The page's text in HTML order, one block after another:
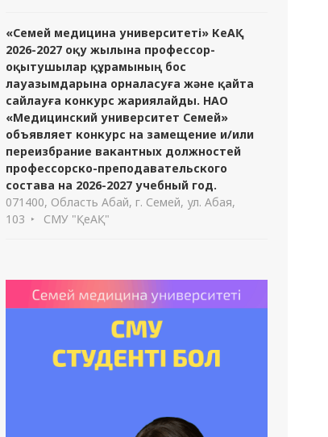
«Семей медицина университеті» КеАҚ
2026-2027 оқу жылына профессор-
оқытушылар құрамының бос
лауазымдарына орналасуға және қайта
сайлауға конкурс жариялайды. НАО
«Медицинский университет Семей»
объявляет конкурс на замещение и/или
переизбрание вакантных должностей
профессорско-преподавательского
состава на 2026-2027 учебный год.
071400, Область Абай, г. Семей, ул. Абая,
103
СМУ "ҚеАҚ"